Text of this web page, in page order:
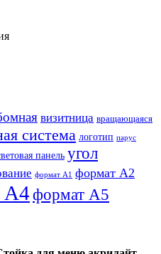
визитница вращающаяся
система логотип парус
панель угол
формат А1 формат А2
А4формат А5